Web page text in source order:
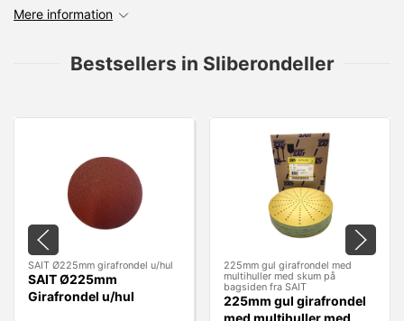
Mere information
Bestsellers in Sliberondeller
SAIT Ø225mm girafrondel u/hul
SAIT Ø225mm
Girafrondel u/hul
225mm gul girafrondel med
multihuller med skum på
bagsiden fra SAIT
225mm gul girafrondel
med multihuller med